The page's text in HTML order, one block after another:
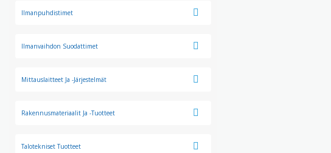
Ilmanpuhdistimet
Ilmanvaihdon Suodattimet
Mittauslaitteet Ja -järjestelmät
Rakennusmateriaalit Ja -tuotteet
Talotekniset Tuotteet